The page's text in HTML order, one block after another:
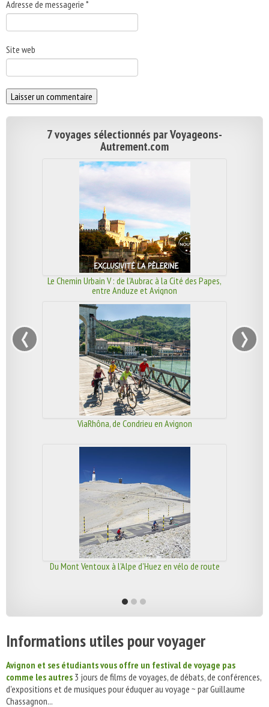
Adresse de messagerie *
Site web
7 voyages sélectionnés par Voyageons-
Autrement.com
Le Chemin Urbain V : de l'Aubrac à la Cité des Papes,
entre Anduze et Avignon
ViaRhôna, de Condrieu en Avignon
Du Mont Ventoux à l'Alpe d'Huez en vélo de route
‹ ›
Informations utiles pour voyager
Avignon et ses étudiants vous offre un festival de voyage pas
comme les autres 3 jours de films de voyages, de débats, de conférences,
d'expositions et de musiques pour éduquer au voyage ~ par Guillaume
Chassagnon...